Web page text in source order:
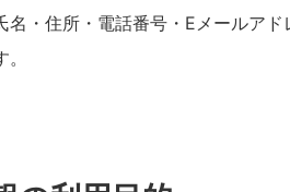
名・住所・電話番号・Eメールア